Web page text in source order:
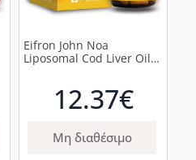
Eifron John Noa
Liposomal Cod Liver Oil
12.37€
Μη διαθέσιμο